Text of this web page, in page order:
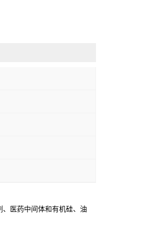
医药中间体和有机硅、油